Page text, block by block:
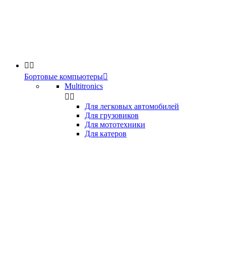
 
Бортовые компьютеры
Multitronics
 
Для легковых автомобилей
Для грузовиков
Для мототехники
Для катеров